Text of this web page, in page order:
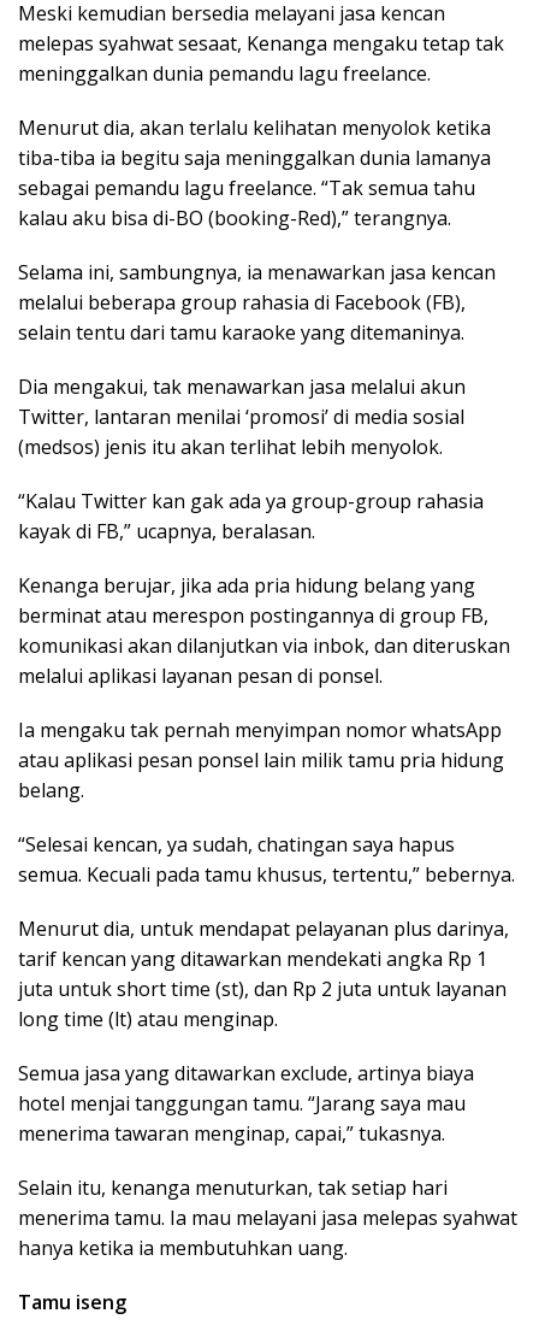
Meski kemudian bersedia melayani jasa kencan
melepas syahwat sesaat, Kenanga mengaku tetap tak
meninggalkan dunia pemandu lagu freelance.
Menurut dia, akan terlalu kelihatan menyolok ketika
tiba-tiba ia begitu saja meninggalkan dunia lamanya
sebagai pemandu lagu freelance. “Tak semua tahu
kalau aku bisa di-BO (booking-Red),” terangnya.
Selama ini, sambungnya, ia menawarkan jasa kencan
melalui beberapa group rahasia di Facebook (FB),
selain tentu dari tamu karaoke yang ditemaninya.
Dia mengakui, tak menawarkan jasa melalui akun
Twitter, lantaran menilai ‘promosi’ di media sosial
(medsos) jenis itu akan terlihat lebih menyolok.
“Kalau Twitter kan gak ada ya group-group rahasia
kayak di FB,” ucapnya, beralasan.
Kenanga berujar, jika ada pria hidung belang yang
berminat atau merespon postingannya di group FB,
komunikasi akan dilanjutkan via inbok, dan diteruskan
melalui aplikasi layanan pesan di ponsel.‎
Ia mengaku‎ tak pernah menyimpan nomor whatsApp
atau aplikasi pesan ponsel lain milik tamu pria hidung
belang.
“Selesai kencan, ya sudah, chatingan saya hapus
semua. Kecuali pada tamu khusus, tertentu,” bebernya.‎‎‎
Menurut dia, untuk mendapat pelayanan plus darinya,
tarif kencan yang ditawarkan mendekati angka Rp 1
juta untuk short time (st), dan Rp 2 juta untuk layanan
long time (lt) atau menginap.
Semua jasa yang ditawarkan exclude, artinya biaya
hotel menjai tanggungan tamu. “Jarang saya mau
‎menerima tawaran menginap, capai,” tukasnya.
Selain itu, kenanga menuturkan, tak setiap hari
menerima tamu. Ia mau melayani jasa melepas syahwat
hanya ketika ia membutuhkan uang.
Tamu iseng